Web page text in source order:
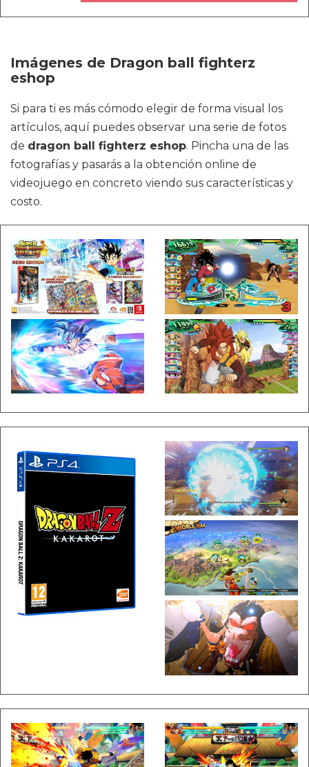
Imágenes de Dragon ball fighterz
eshop
Si para ti es más cómodo elegir de forma visual los
artículos, aquí puedes observar una serie de fotos
de dragon ball fighterz eshop. Pincha una de las
fotografías y pasarás a la obtención online de
videojuego en concreto viendo sus características y
costo.